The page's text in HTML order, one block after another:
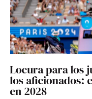
Locura para los
los aficionados:
en 2028